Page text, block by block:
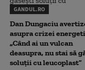
GANDUL.RO
Dan Dungaciu
asupra crizei
„Când ai un vulcan
deasupra, nu stai să
soluții cu leucoplast”